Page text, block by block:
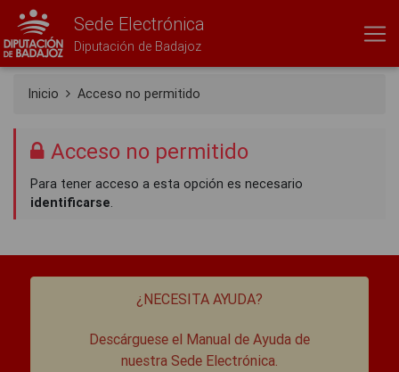
Sede Electrónica
Diputación de Badajoz
Inicio Acceso no permitido
Acceso no permitido
Para tener acceso a esta opción es necesario
identificarse.
¿NECESITA AYUDA?
Descárguese el Manual de Ayuda de
nuestra Sede Electrónica.